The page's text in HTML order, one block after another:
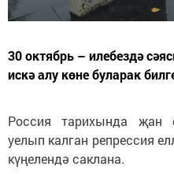
30 октябрь – илебездә
искә алу көне буларак
Россия тарихында җан
уелып калган репрессия
күңелендә саклана.